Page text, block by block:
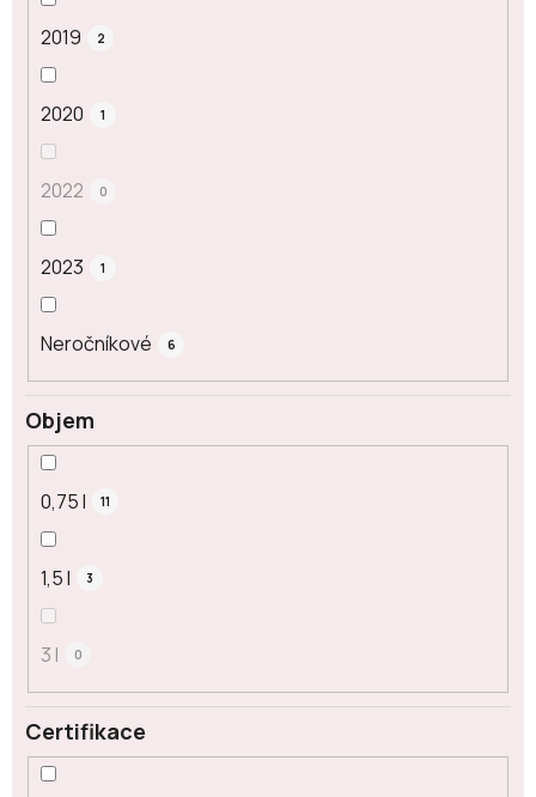
2019 2
2020 1
2022 0
2023 1
Neročníkové 6
Objem
0,75 l 11
1,5 l 3
3 l 0
Certifikace